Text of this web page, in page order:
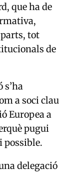
que ha de
tot
de
s’ha
a soci clau
Europea a
pugui
possible.
delegació